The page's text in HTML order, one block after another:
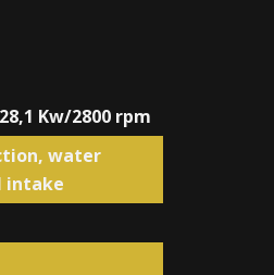
Kw/2800 rpm
water
intake